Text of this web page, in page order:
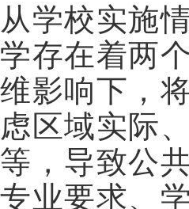
从学校实施
学存在着两
维影响下，
虑区域实际
等，导致公
专业要求、